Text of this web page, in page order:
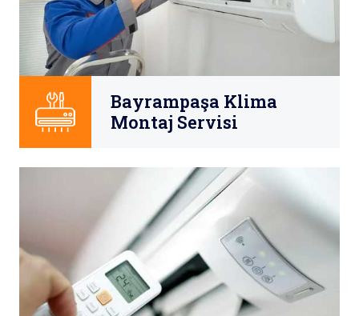
Bayrampaşa Klima
Montaj Servisi